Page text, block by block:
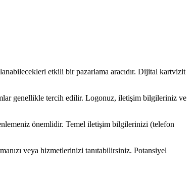
etkili bir pazarlama aracıdır. Dijital kartvizit
genellikle tercih edilir. Logonuz, iletişim bilgileriniz ve
önemlidir. Temel iletişim bilgilerinizi (telefon
veya hizmetlerinizi tanıtabilirsiniz. Potansiyel